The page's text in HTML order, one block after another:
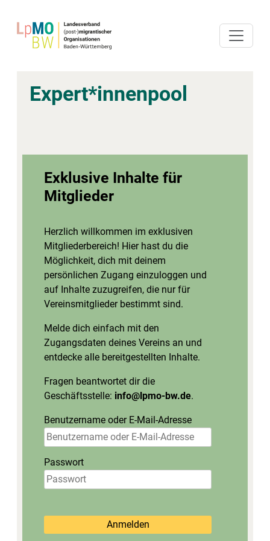
Expert*innenpool
Exklusive Inhalte für
Mitglieder
Herzlich willkommen im exklusiven
Mitgliederbereich! Hier hast du die
Möglichkeit, dich mit deinem
persönlichen Zugang einzuloggen und
auf Inhalte zuzugreifen, die nur für
Vereinsmitglieder bestimmt sind.
Melde dich einfach mit den
Zugangsdaten deines Vereins an und
entdecke alle bereitgestellten Inhalte.
Fragen beantwortet dir die
Geschäftsstelle: info@lpmo-bw.de.
Benutzername oder E-Mail-Adresse
Passwort